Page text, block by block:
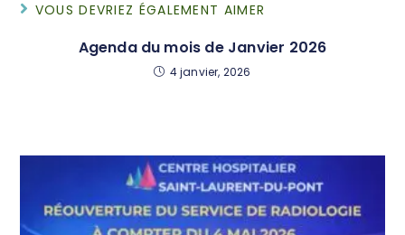
VOUS DEVRIEZ ÉGALEMENT AIMER
Agenda du mois de Janvier 2026
4 janvier, 2026